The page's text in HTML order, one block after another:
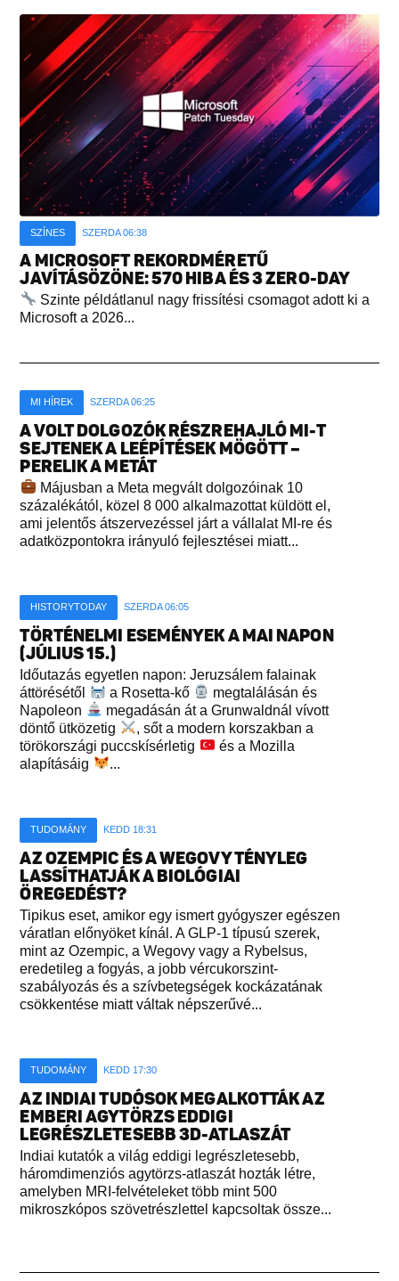
SZÍNES SZERDA 06:38
A MICROSOFT REKORDMÉRETŰ
JAVÍTÁSÖZÖNE: 570 HIBA ÉS 3 ZERO-DAY
Szinte példátlanul nagy frissítési csomagot adott ki a
Microsoft a 2026...
MI HÍREK SZERDA 06:25
A VOLT DOLGOZÓK RÉSZREHAJLÓ MI-T
SEJTENEK A LEÉPÍTÉSEK MÖGÖTT –
PERELIK A METÁT
Májusban a Meta megvált dolgozóinak 10
százalékától, közel 8 000 alkalmazottat küldött el,
ami jelentős átszervezéssel járt a vállalat MI-re és
adatközpontokra irányuló fejlesztései miatt...
HISTORYTODAY SZERDA 06:05
TÖRTÉNELMI ESEMÉNYEK A MAI NAPON
(JÚLIUS 15.)
Időutazás egyetlen napon: Jeruzsálem falainak
áttörésétől
a Rosetta-kő
megtalálásán és
Napoleon
megadásán át a Grunwaldnál vívott
döntő ütközetig
, sőt a modern korszakban a
törökországi puccskísérletig
és a Mozilla
alapításáig
...
TUDOMÁNY KEDD 18:31
AZ OZEMPIC ÉS A WEGOVY TÉNYLEG
LASSÍTHATJÁK A BIOLÓGIAI
ÖREGEDÉST?
Tipikus eset, amikor egy ismert gyógyszer egészen
váratlan előnyöket kínál. A GLP-1 típusú szerek,
mint az Ozempic, a Wegovy vagy a Rybelsus,
eredetileg a fogyás, a jobb vércukorszint-
szabályozás és a szívbetegségek kockázatának
csökkentése miatt váltak népszerűvé...
TUDOMÁNY KEDD 17:30
AZ INDIAI TUDÓSOK MEGALKOTTÁK AZ
EMBERI AGYTÖRZS EDDIGI
LEGRÉSZLETESEBB 3D-ATLASZÁT
Indiai kutatók a világ eddigi legrészletesebb,
háromdimenziós agytörzs-atlaszát hozták létre,
amelyben MRI-felvételeket több mint 500
mikroszkópos szövetrészlettel kapcsoltak össze...